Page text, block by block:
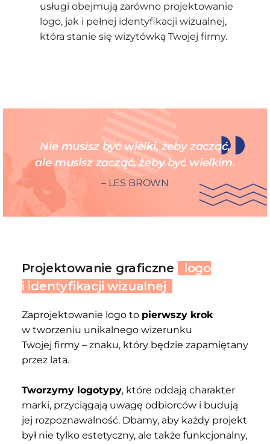
usługi obejmują zarówno projektowanie
logo, jak i pełnej identyfikacji wizualnej,
która stanie się wizytówką Twojej firmy.
Nie musisz być wielki, żeby zacząć,
ale musisz zacząć, żeby być wielkim.
– LES BROWN
Projektowanie graficzne
logo
i identyfikacji wizualnej
Zaprojektowanie logo to pierwszy krok
w tworzeniu unikalnego wizerunku
Twojej firmy – znaku, który będzie zapamiętany
przez lata.
Tworzymy logotypy, które oddają charakter
marki, przyciągają uwagę odbiorców i budują
jej rozpoznawalność. Dbamy, aby każdy projekt
był nie tylko estetyczny, ale także funkcjonalny,